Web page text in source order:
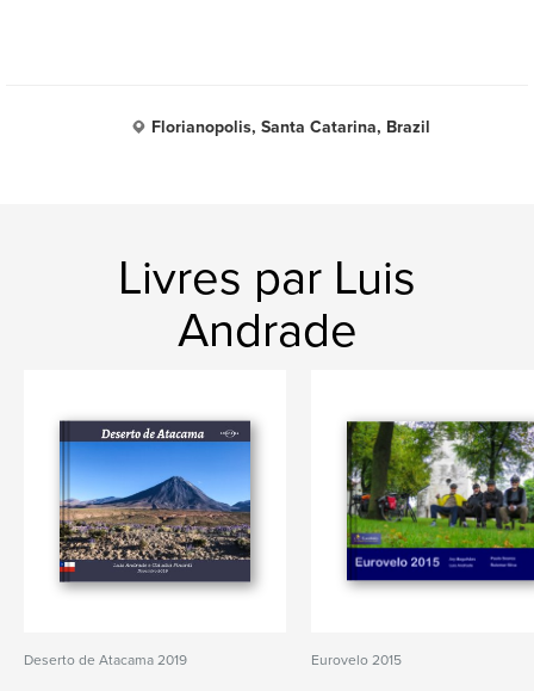
Florianopolis, Santa Catarina, Brazil
Livres par Luis
Andrade
Deserto de Atacama 2019 Eurovelo 2015